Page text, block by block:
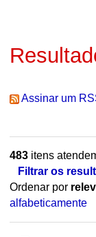
Assinar um
483itens
Filtrar os
Ordenar por
alfabeticamente